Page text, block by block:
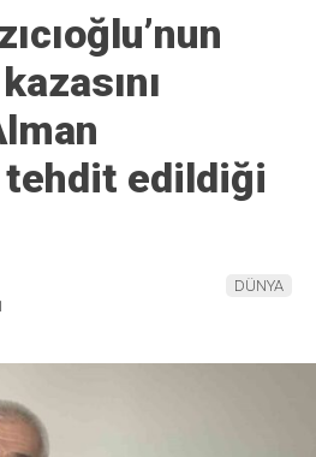
tehdit edildiği
DÜNYA